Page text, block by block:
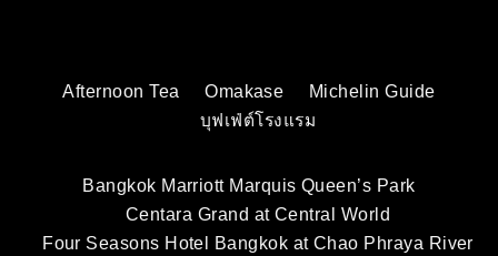
Afternoon Tea Omakase
Michelin Guide
บุฟเฟ่ต์โรงแรม
Bangkok Marriott Marquis Queen’s Park
Centara Grand at Central World
Four Seasons Hotel Bangkok at Chao Phraya River